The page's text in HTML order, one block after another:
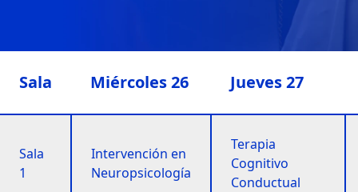
Sala Miércoles 26 Jueves 27
Sala
1
Intervención en
Neuropsicología
Terapia
Cognitivo
Conductual